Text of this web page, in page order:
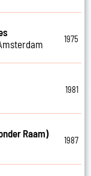
1975
1981
Raam)
1987